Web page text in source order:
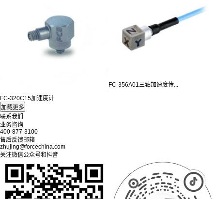
FC-320C15加速度计
FC-356A01三轴加速度传...
联系我们
业务咨询
400-877-3100
售后反馈邮箱
zhujing@forcechina.com
关注微信公众号和抖音